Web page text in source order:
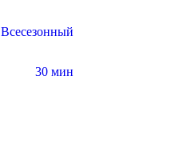
Всесезонный
30 мин